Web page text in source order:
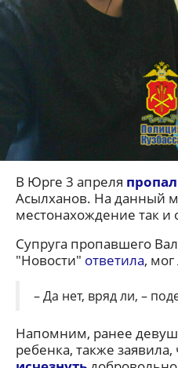
В Юрге 3 апреля пропал
Асылханов. На данный
местонахождение так и
Супруга пропавшего
"Новости" ответила,
– Да нет, вряд ли, –
Напомним, ранее
ребенка, также заявила,